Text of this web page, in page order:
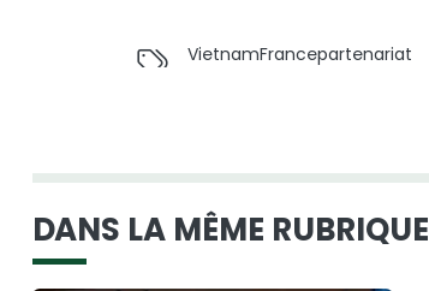
VietnamFrancepartenariat
DANS LA MÊME RUBRIQUE